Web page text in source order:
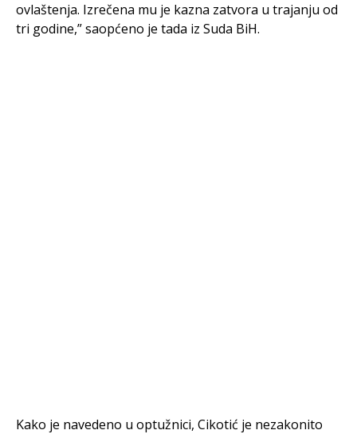
ovlaštenja. Izrečena mu je kazna zatvora u trajanju od
tri godine,” saopćeno je tada iz Suda BiH.
Kako je navedeno u optužnici, Cikotić je nezakonito